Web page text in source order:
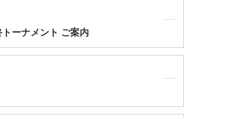
ーナメント ご案内